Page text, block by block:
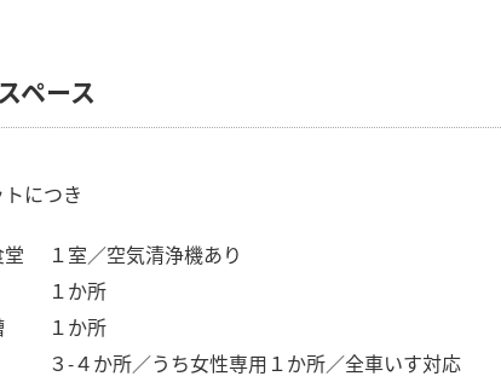
ペース
につき
１室／空気清浄機あり
１か所
１か所
３-４か所／うち女性専用１か所／全車いす対応